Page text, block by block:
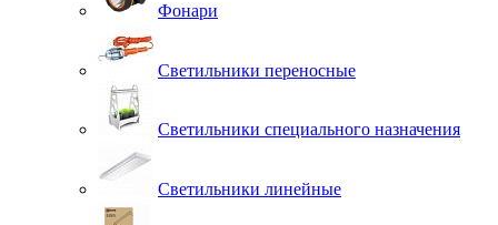
Фонари
Светильники переносные
Светильники специального назначения
Светильники линейные